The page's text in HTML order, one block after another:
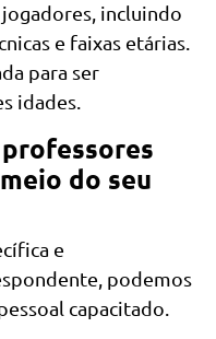
incluindo
e faixas etárias.
para ser
idades.
do seu
e
podemos
capacitado.